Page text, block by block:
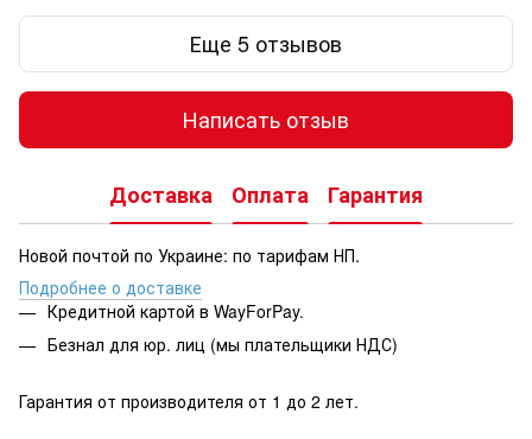
Еще 5 отзывов
Написать отзыв
Доставка Оплата Гарантия
Новой почтой по Украине: по тарифам НП.
Подробнее о доставке
Кредитной картой в WayForPay.
Безнал для юр. лиц (мы плательщики НДС)
Гарантия от производителя от 1 до 2 лет.